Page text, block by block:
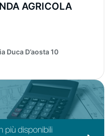
AGRICOLA
Duca D’aosta 10